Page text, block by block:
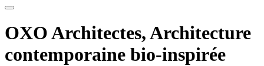
OXO Architectes, Architecture
contemporaine bio-inspirée